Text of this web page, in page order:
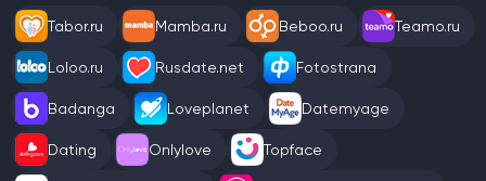
Tabor.ru Mamba.ru Beboo.ru Teamo.ru
Loloo.ru Rusdate.net Fotostrana
Badanga Loveplanet Datemyage
Dating Onlylove Topface